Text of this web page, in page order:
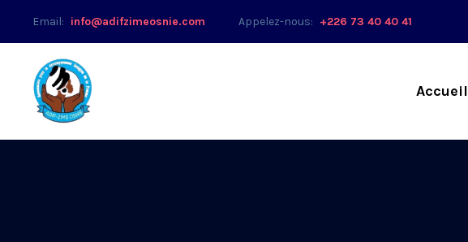
Email: info@adifzimeosnie.com Appelez-nous: +226 73 40 40 41
Accueil